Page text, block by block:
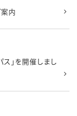
内
ス」を開催しまし